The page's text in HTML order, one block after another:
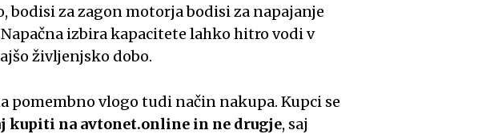
bodisi za zagon motorja bodisi za napajanje
izbira kapacitete lahko hitro vodi v
življenjsko dobo.
pomembno vlogo tudi način nakupa. Kupci se
kupiti na avtonet.online in ne drugje, saj